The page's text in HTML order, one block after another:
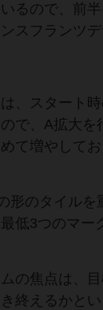
るので、前
スフランツ
、スタート
で、A拡大を
て増やして
形のタイルを
低3つのマー
の焦点は、
終えるかと